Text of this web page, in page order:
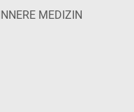
MEDIZIN